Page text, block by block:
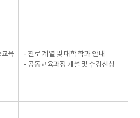
육
- 진로 계열 및 대학 학과 안내
- 공동교육과정 개설 및 수강신청